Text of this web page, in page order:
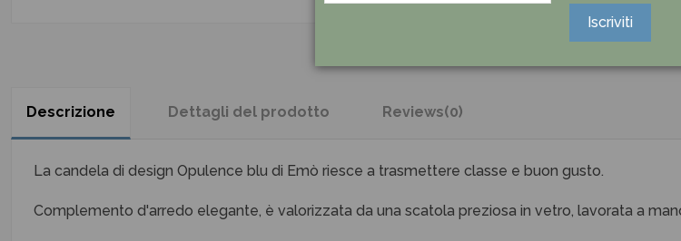
Descrizione Dettagli del prodotto Reviews(0)
La candela di design Opulence blu di Emò riesce a trasmettere classe e buon gusto.
Complemento d'arredo elegante, è valorizzata da una scatola preziosa in vetro, lavorata a
Iscriviti